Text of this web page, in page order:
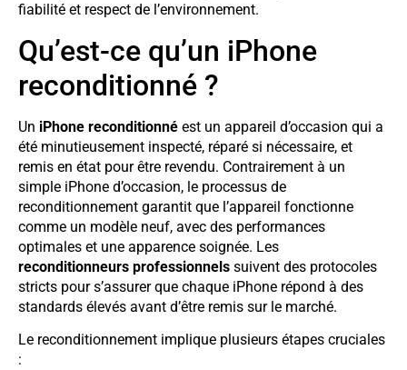
fiabilité et respect de l’environnement.
Qu’est-ce qu’un iPhone
reconditionné ?
Un iPhone reconditionné est un appareil d’occasion qui a
été minutieusement inspecté, réparé si nécessaire, et
remis en état pour être revendu. Contrairement à un
simple iPhone d’occasion, le processus de
reconditionnement garantit que l’appareil fonctionne
comme un modèle neuf, avec des performances
optimales et une apparence soignée. Les
reconditionneurs professionnels suivent des protocoles
stricts pour s’assurer que chaque iPhone répond à des
standards élevés avant d’être remis sur le marché.
Le reconditionnement implique plusieurs étapes cruciales
: